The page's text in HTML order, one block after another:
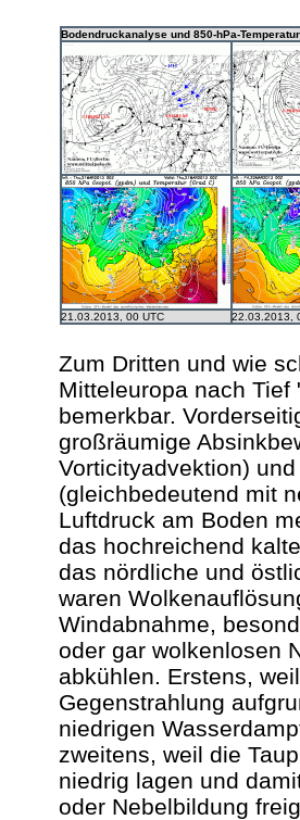
Bodendruckanalyse und 850-hPa-
21.03.2013, 00 UTC 22.03.2013,
Zum Dritten und wie
Mitteleuropa nach
bemerkbar.
großräumige
Vorticityadvektion)
(gleichbedeutend mit
Luftdruck am Boden
das hochreichend
das nördliche und
waren
Windabnahme,
oder gar wolkenlosen
abkühlen. Erstens,
Gegenstrahlung
niedrigen
zweitens, weil die
niedrig lagen und
oder Nebelbildung